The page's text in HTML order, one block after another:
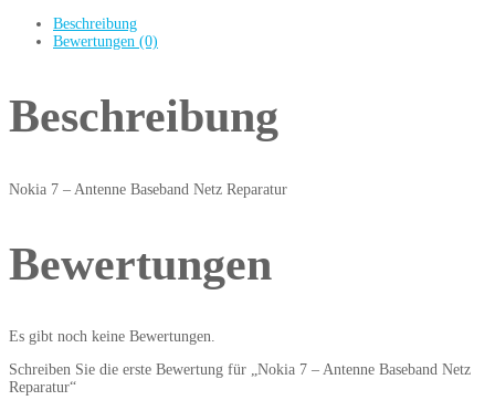
Beschreibung
Bewertungen (0)
Beschreibung
Nokia 7 – Antenne Baseband Netz Reparatur
Bewertungen
Es gibt noch keine Bewertungen.
Schreiben Sie die erste Bewertung für „Nokia 7 – Antenne Baseband Netz
Reparatur“